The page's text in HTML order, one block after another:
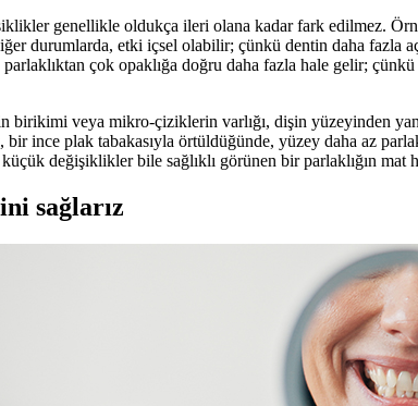
genellikle oldukça ileri olana kadar fark edilmez.
durumlarda, etki içsel olabilir; çünkü dentin daha fazla
çok opaklığa doğru daha fazla hale gelir; çünkü
veya mikro-çiziklerin varlığı, dişin yüzeyinden
bir ince plak tabakasıyla örtüldüğünde, yüzey daha az
değişiklikler bile sağlıklı görünen bir parlaklığın mat
sağlarız